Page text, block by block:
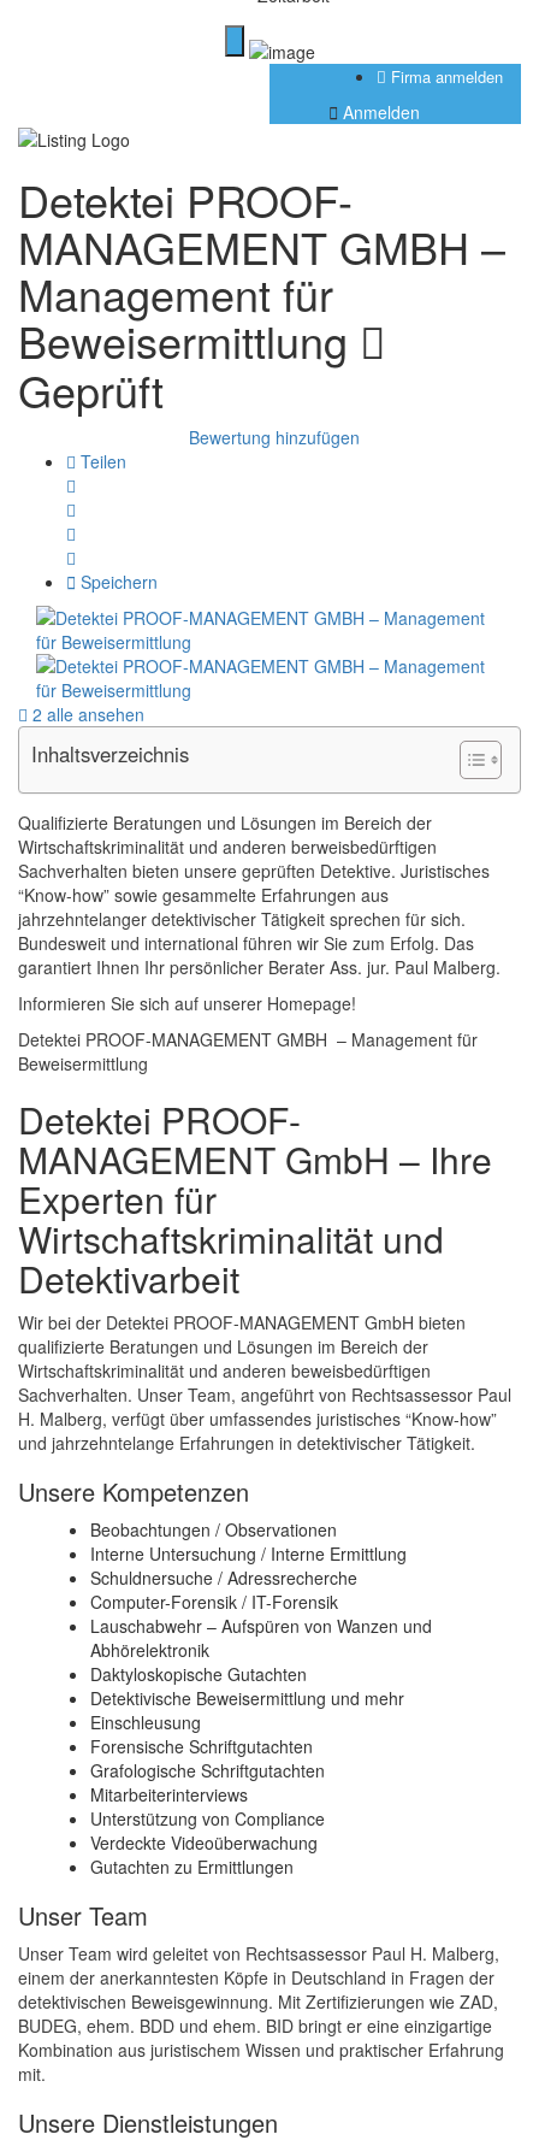
Firma anmelden
Anmelden
Detektei PROOF-
MANAGEMENT GMBH –
Management für
Beweisermittlung
Geprüft
Bewertung hinzufügen
Teilen
Speichern
2 alle ansehen
Inhaltsverzeichnis
Qualifizierte Beratungen und Lösungen im Bereich der
Wirtschaftskriminalität und anderen berweisbedürftigen
Sachverhalten bieten unsere geprüften Detektive. Juristisches
“Know-how” sowie gesammelte Erfahrungen aus
jahrzehntelanger detektivischer Tätigkeit sprechen für sich.
Bundesweit und international führen wir Sie zum Erfolg. Das
garantiert Ihnen Ihr persönlicher Berater Ass. jur. Paul Malberg.
Informieren Sie sich auf unserer Homepage!
Detektei PROOF-MANAGEMENT GMBH – Management für
Beweisermittlung
Detektei PROOF-
MANAGEMENT GmbH – Ihre
Experten für
Wirtschaftskriminalität und
Detektivarbeit
Wir bei der Detektei PROOF-MANAGEMENT GmbH bieten
qualifizierte Beratungen und Lösungen im Bereich der
Wirtschaftskriminalität und anderen beweisbedürftigen
Sachverhalten. Unser Team, angeführt von Rechtsassessor Paul
H. Malberg, verfügt über umfassendes juristisches “Know-how”
und jahrzehntelange Erfahrungen in detektivischer Tätigkeit.
Unsere Kompetenzen
Beobachtungen / Observationen
Interne Untersuchung / Interne Ermittlung
Schuldnersuche / Adressrecherche
Computer-Forensik / IT-Forensik
Lauschabwehr – Aufspüren von Wanzen und
Abhörelektronik
Daktyloskopische Gutachten
Detektivische Beweisermittlung und mehr
Einschleusung
Forensische Schriftgutachten
Grafologische Schriftgutachten
Mitarbeiterinterviews
Unterstützung von Compliance
Verdeckte Videoüberwachung
Gutachten zu Ermittlungen
Unser Team
Unser Team wird geleitet von Rechtsassessor Paul H. Malberg,
einem der anerkanntesten Köpfe in Deutschland in Fragen der
detektivischen Beweisgewinnung. Mit Zertifizierungen wie ZAD,
BUDEG, ehem. BDD und ehem. BID bringt er eine einzigartige
Kombination aus juristischem Wissen und praktischer Erfahrung
mit.
Unsere Dienstleistungen